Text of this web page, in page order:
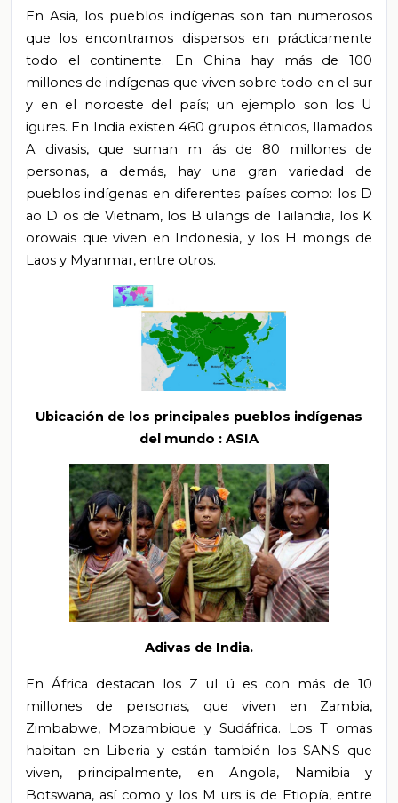
En Asia, los pueblos indígenas son tan numerosos
que los encontramos dispersos en prácticamente
todo el continente. En China hay más de 100
millones de indígenas que viven sobre todo en el sur
y en el noroeste del país; un ejemplo son los U
igures. En India existen 460 grupos étnicos, llamados
A divasis, que suman m ás de 80 millones de
personas, a demás, hay una gran variedad de
pueblos indígenas en diferentes países como: los D
ao D os de Vietnam, los Bulangs de Tailandia, los K
orowais que viven en Indonesia, y los H mongs de
Laos y Myanmar, entre otros.
Ubicación de los principales pueblos indígenas
del mundo : ASIA
Adivas de India.
En África destacan los Zul ú es con más de 10
millones de personas, que viven en Zambia,
Zimbabwe, Mozambique y Sudáfrica. Los T omas
habitan en Liberia y están también los SANS que
viven, principalmente, en Angola, Namibia y
Botswana, así como y los M urs is de Etiopía, entre